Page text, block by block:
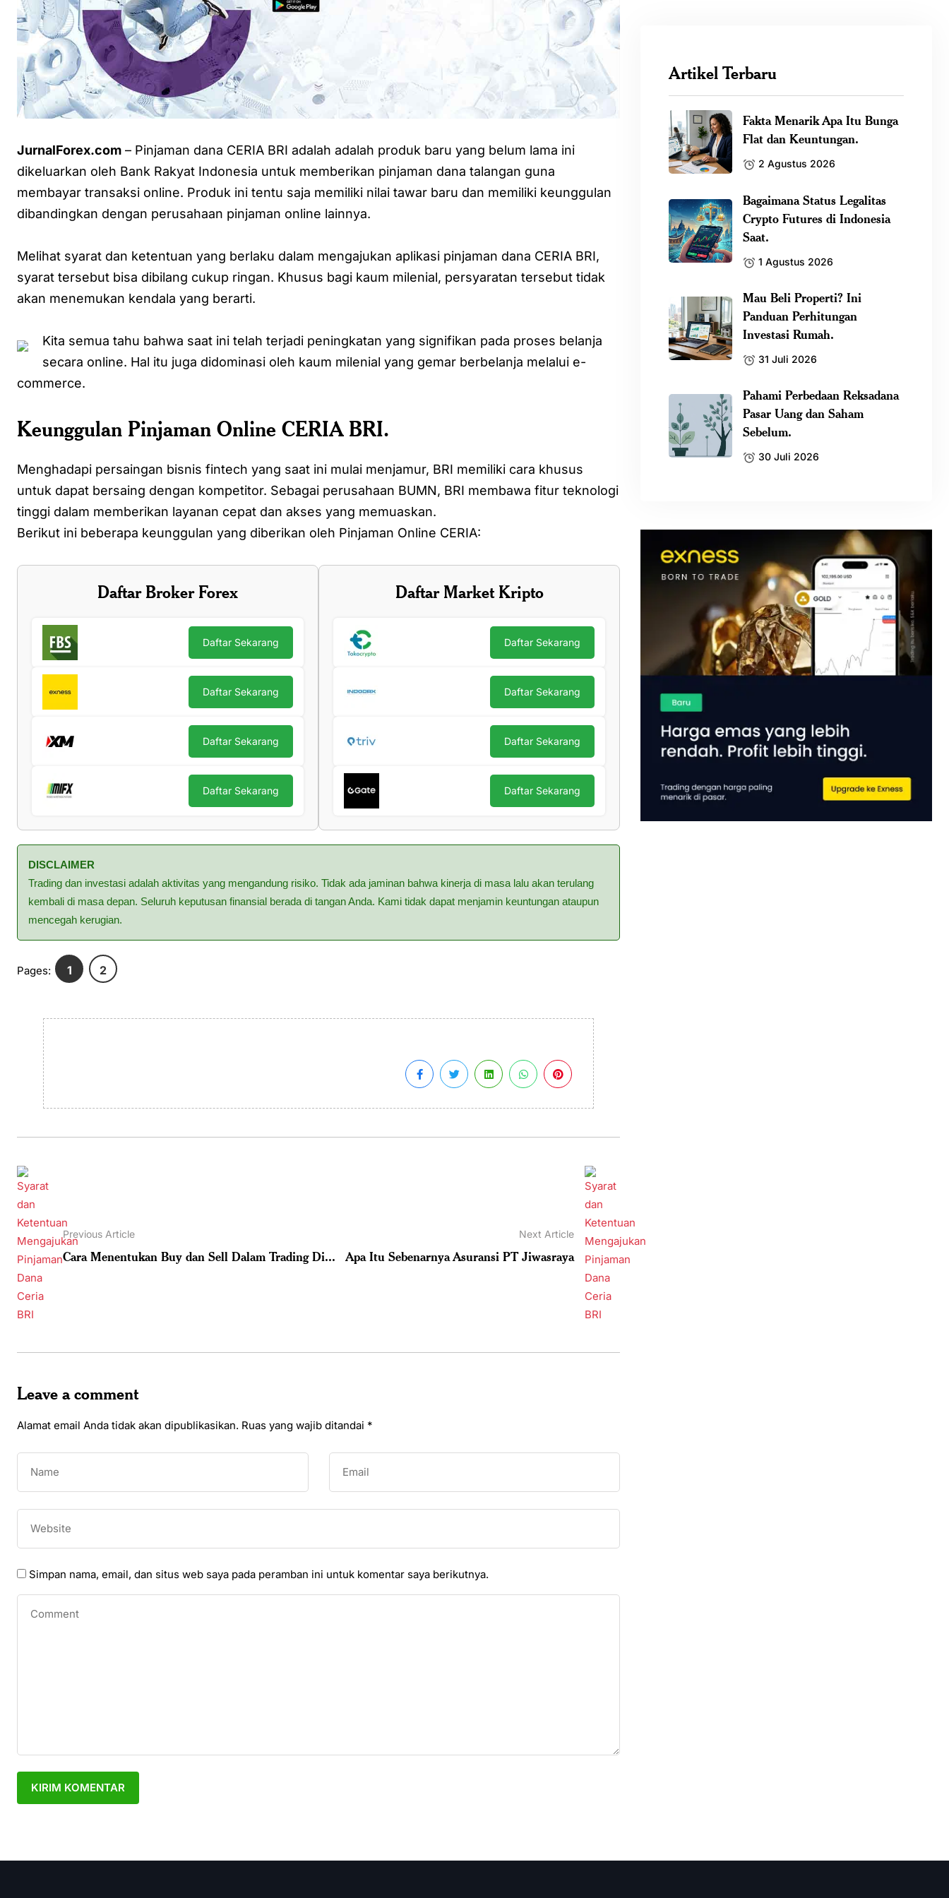
JurnalForex.com – Pinjaman dana CERIA BRI adalah adalah produk baru yang belum lama ini
dikeluarkan oleh Bank Rakyat Indonesia untuk memberikan pinjaman dana talangan guna
membayar transaksi online. Produk ini tentu saja memiliki nilai tawar baru dan memiliki keunggulan
dibandingkan dengan perusahaan pinjaman online lainnya.
Melihat syarat dan ketentuan yang berlaku dalam mengajukan aplikasi pinjaman dana CERIA BRI,
syarat tersebut bisa dibilang cukup ringan. Khusus bagi kaum milenial, persyaratan tersebut tidak
akan menemukan kendala yang berarti.
Kita semua tahu bahwa saat ini telah terjadi peningkatan yang signifikan pada proses belanja
secara online. Hal itu juga didominasi oleh kaum milenial yang gemar berbelanja melalui e-
commerce.
Keunggulan Pinjaman Online CERIA BRI.
Menghadapi persaingan bisnis fintech yang saat ini mulai menjamur, BRI memiliki cara khusus
untuk dapat bersaing dengan kompetitor. Sebagai perusahaan BUMN, BRI membawa fitur teknologi
tinggi dalam memberikan layanan cepat dan akses yang memuaskan.
Berikut ini beberapa keunggulan yang diberikan oleh Pinjaman Online CERIA:
Daftar Broker Forex
Daftar Sekarang
Daftar Sekarang
Daftar Sekarang
Daftar Sekarang
Daftar Market Kripto
Daftar Sekarang
Daftar Sekarang
Daftar Sekarang
Daftar Sekarang
DISCLAIMER
Trading dan investasi adalah aktivitas yang mengandung risiko. Tidak ada jaminan bahwa kinerja di masa lalu akan terulang
kembali di masa depan. Seluruh keputusan finansial berada di tangan Anda. Kami tidak dapat menjamin keuntungan ataupun
mencegah kerugian.
Pages: 1 2
Previous Article
Cara Menentukan Buy dan Sell Dalam Trading Di...
Next Article
Apa Itu Sebenarnya Asuransi PT Jiwasraya
Leave a comment
Alamat email Anda tidak akan dipublikasikan. Ruas yang wajib ditandai *
Simpan nama, email, dan situs web saya pada peramban ini untuk komentar saya berikutnya.
Artikel Terbaru
Fakta Menarik Apa Itu Bunga
Flat dan Keuntungan.
2 Agustus 2026
Bagaimana Status Legalitas
Crypto Futures di Indonesia
Saat.
1 Agustus 2026
Mau Beli Properti? Ini
Panduan Perhitungan
Investasi Rumah.
31 Juli 2026
Pahami Perbedaan Reksadana
Pasar Uang dan Saham
Sebelum.
30 Juli 2026